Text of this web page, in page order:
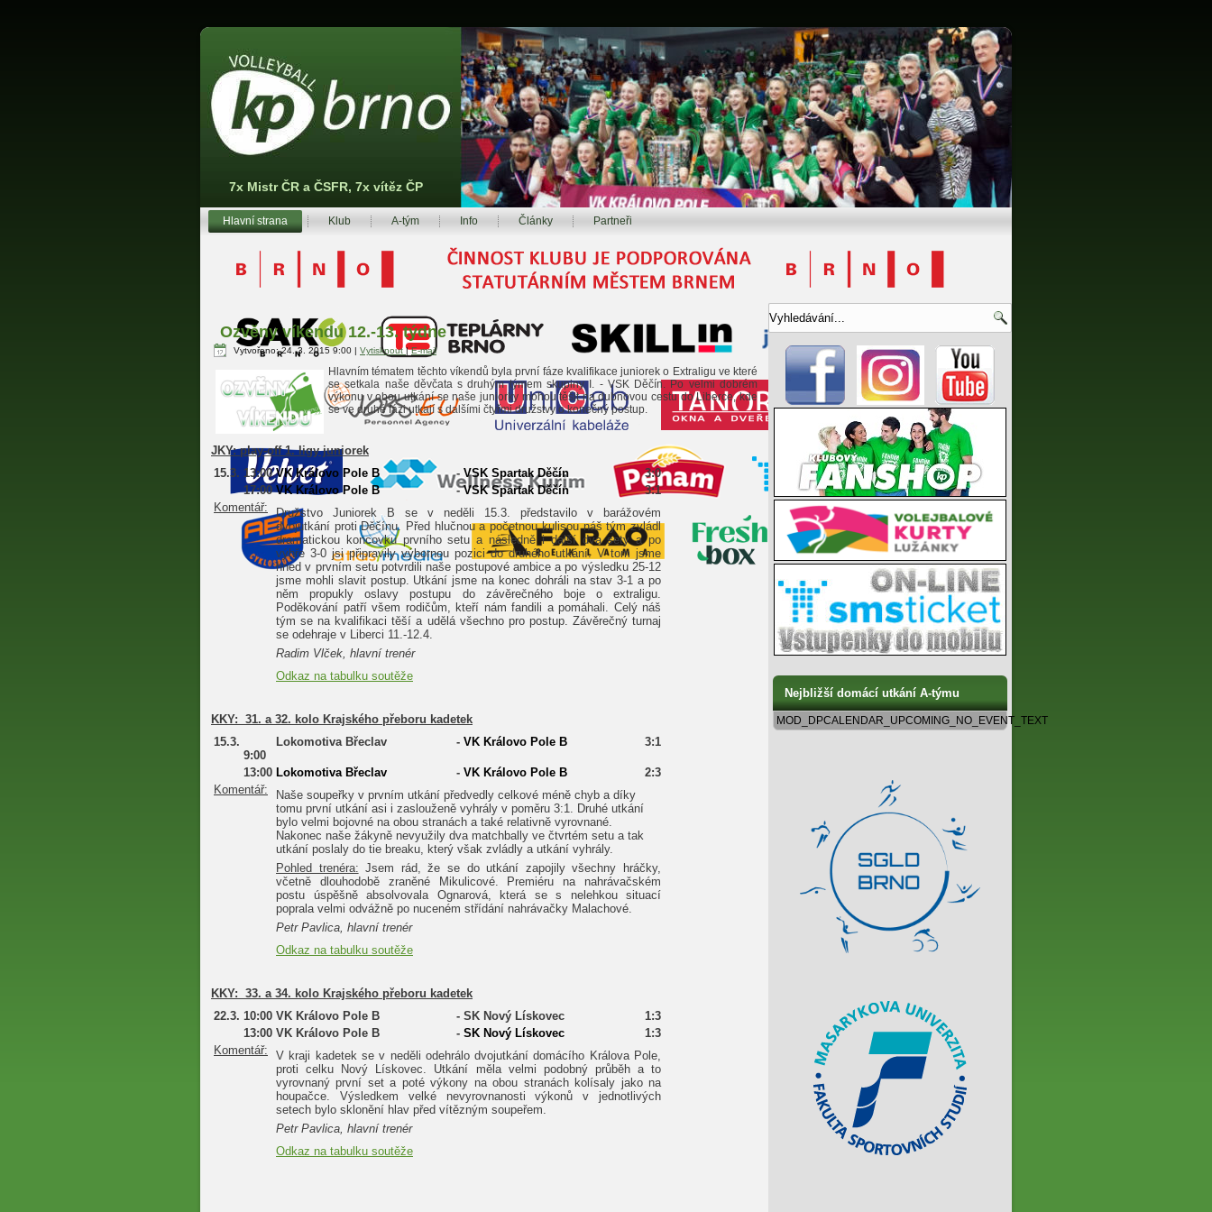
7x Mistr ČR a ČSFR, 7x vítěz ČP
Hlavní strana Klub A-tým Info Články Partneři
Ozvěny víkendu 12.-13. týdne
Vytvořeno: 24. 3. 2015 9:00 | Vytisknout|E-mail
Hlavním tématem těchto víkendů byla první fáze kvalifikace juniorek o Extraligu ve které
se setkala naše děvčata s druhým týmem skupiny I. - VSK Děčín. Po velmi dobrém
výkonu v obou utkání se naše juniorky mohou těšit na dubnovou cestu do Liberce, kde
se ve druhé fázi utkají s dalšími čtyřmi družstvy o konečný postup.
JKY:play-off 1. ligy juniorek
15.3. 13:00 VK Královo Pole B - VSK Spartak Děčín
3:0
17:00 VK Královo Pole B - VSK Spartak Děčín
3:1
Komentář:
Družstvo Juniorek B se v neděli 15.3. představilo v barážovém
dvojutkání proti Děčínu. Před hlučnou a početnou kulisou náš tým zvládl
dramatickou koncovku prvního setu a následně i další dva sety a po
výhře 3-0 jsi připravily výbornou pozici do druhého utkání. V tom jsme
hned v prvním setu potvrdili naše postupové ambice a po výsledku 25-12
jsme mohli slavit postup. Utkání jsme na konec dohráli na stav 3-1 a po
něm propukly oslavy postupu do závěrečného boje o extraligu.
Poděkování patří všem rodičům, kteří nám fandili a pomáhali. Celý náš
tým se na kvalifikaci těší a udělá všechno pro postup. Závěrečný turnaj
se odehraje v Liberci 11.-12.4.
Radim Vlček, hlavní trenér
Odkaz na tabulku soutěže
KKY: 31. a 32. kolo Krajského přeboru kadetek
15.3.
9:00
Lokomotiva Břeclav - VK Královo Pole B 3:1
13:00 Lokomotiva Břeclav - VK Královo Pole B
2:3
Komentář:
Naše soupeřky v prvním utkání předvedly celkové méně chyb a díky
tomu první utkání asi i zaslouženě vyhrály v poměru 3:1. Druhé utkání
bylo velmi bojovné na obou stranách a také relativně vyrovnané.
Nakonec naše žákyně nevyužily dva matchbally ve čtvrtém setu a tak
utkání poslaly do tie breaku, který však zvládly a utkání vyhrály.
Pohled trenéra: Jsem rád, že se do utkání zapojily všechny hráčky,
včetně dlouhodobě zraněné Mikulicové. Premiéru na nahrávačském
postu úspěšně absolvovala Ognarová, která se s nelehkou situací
poprala velmi odvážně po nuceném střídání nahrávačky Malachové.
Petr Pavlica, hlavní trenér
Odkaz na tabulku soutěže
KKY: 33. a 34. kolo Krajského přeboru kadetek
22.3. 10:00 VK Královo Pole B - SK Nový Lískovec
1:3
13:00 VK Královo Pole B - SK Nový Lískovec
1:3
Komentář:
V kraji kadetek se v neděli odehrálo dvojutkání domácího Králova Pole,
proti celku Nový Lískovec. Utkání měla velmi podobný průběh a to
vyrovnaný první set a poté výkony na obou stranách kolísaly jako na
houpačce. Výsledkem velké nevyrovnanosti výkonů v jednotlivých
setech bylo sklonění hlav před vítězným soupeřem.
Petr Pavlica, hlavní trenér
Odkaz na tabulku soutěže
Nejbližší domácí utkání A-týmu
MOD_DPCALENDAR_UPCOMING_NO_EVENT_TEXT